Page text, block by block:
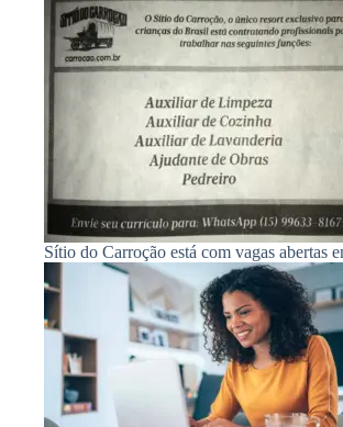
Sítio do Carroção está com vagas abertas